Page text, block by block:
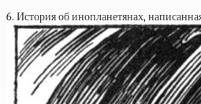
6. История об инопланетянах,